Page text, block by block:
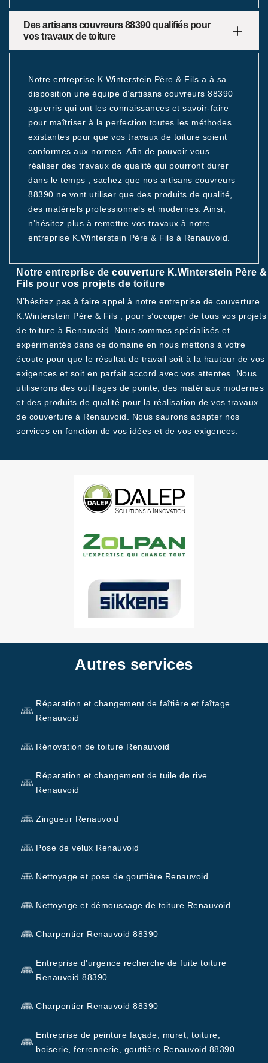
Des artisans couvreurs 88390 qualifiés pour
vos travaux de toiture
Notre entreprise K.Winterstein Père & Fils a à sa
disposition une équipe d’artisans couvreurs 88390
aguerris qui ont les connaissances et savoir-faire
pour maîtriser à la perfection toutes les méthodes
existantes pour que vos travaux de toiture soient
conformes aux normes. Afin de pouvoir vous
réaliser des travaux de qualité qui pourront durer
dans le temps ; sachez que nos artisans couvreurs
88390 ne vont utiliser que des produits de qualité,
des matériels professionnels et modernes. Ainsi,
n’hésitez plus à remettre vos travaux à notre
entreprise K.Winterstein Père & Fils à Renauvoid.
Notre entreprise de couverture K.Winterstein Père &
Fils pour vos projets de toiture
N’hésitez pas à faire appel à notre entreprise de couverture
K.Winterstein Père & Fils , pour s’occuper de tous vos projets
de toiture à Renauvoid. Nous sommes spécialisés et
expérimentés dans ce domaine en nous mettons à votre
écoute pour que le résultat de travail soit à la hauteur de vos
exigences et soit en parfait accord avec vos attentes. Nous
utiliserons des outillages de pointe, des matériaux modernes
et des produits de qualité pour la réalisation de vos travaux
de couverture à Renauvoid. Nous saurons adapter nos
services en fonction de vos idées et de vos exigences.
Autres services
Réparation et changement de faîtière et faîtage
Renauvoid
Rénovation de toiture Renauvoid
Réparation et changement de tuile de rive
Renauvoid
Zingueur Renauvoid
Pose de velux Renauvoid
Nettoyage et pose de gouttière Renauvoid
Nettoyage et démoussage de toiture Renauvoid
Charpentier Renauvoid 88390
Entreprise d'urgence recherche de fuite toiture
Renauvoid 88390
Charpentier Renauvoid 88390
Entreprise de peinture façade, muret, toiture,
boiserie, ferronnerie, gouttière Renauvoid 88390